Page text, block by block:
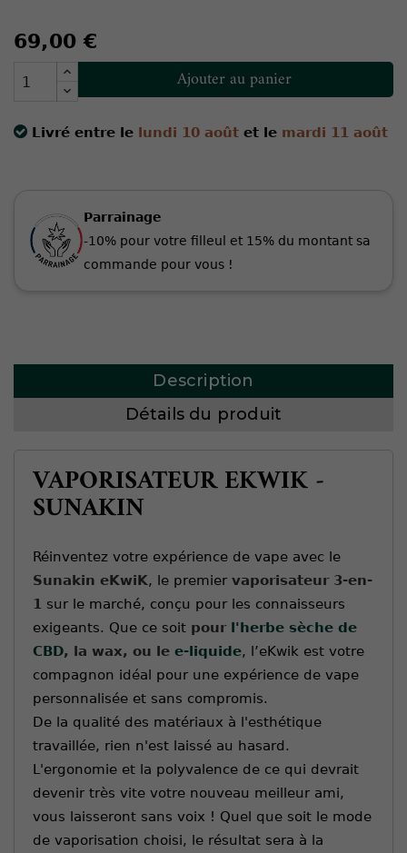
69,00 €
Ajouter au panier
Livré entre le lundi 10 août et le mardi 11 août
Parrainage
-10% pour votre filleul et 15% du montant sa
commande pour vous !
Description
Détails du produit
VAPORISATEUR EKWIK -
SUNAKIN
Réinventez votre expérience de vape avec le
Sunakin eKwiK, le premier vaporisateur 3-en-
1 sur le marché, conçu pour les connaisseurs
exigeants. Que ce soit pour l'herbe sèche de
CBD, la wax, ou le e-liquide, l’eKwik est votre
compagnon idéal pour une expérience de vape
personnalisée et sans compromis.
De la qualité des matériaux à l'esthétique
travaillée, rien n'est laissé au hasard.
L'ergonomie et la polyvalence de ce qui devrait
devenir très vite votre nouveau meilleur ami,
vous laisseront sans voix ! Quel que soit le mode
de vaporisation choisi, le résultat sera à la